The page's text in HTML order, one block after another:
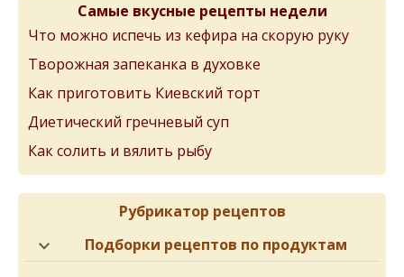
Самые вкусные рецепты недели
Что можно испечь из кефира на скорую руку
Творожная запеканка в духовке
Как приготовить Киевский торт
Диетический гречневый суп
Как солить и вялить рыбу
Рубрикатор рецептов
Подборки рецептов по продуктам